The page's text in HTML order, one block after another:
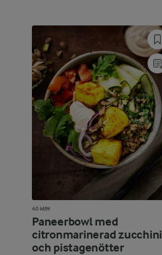
40 MIN
Paneerbowl med
citronmarinerad zucchini
och pistagenötter